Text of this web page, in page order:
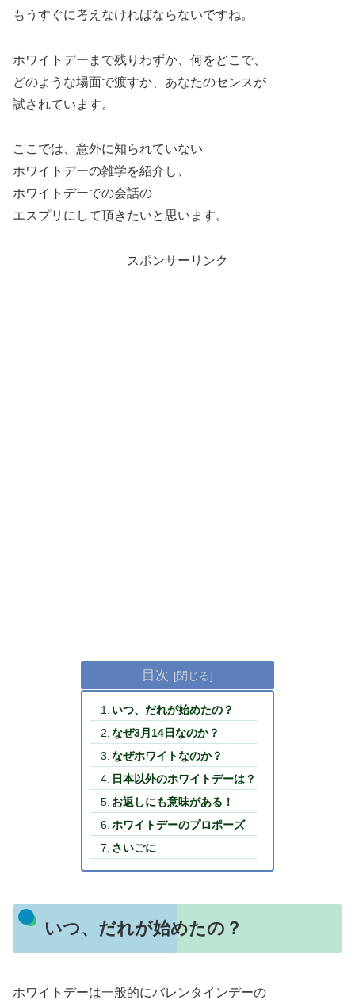
もうすぐに考えなければならないですね。
ホワイトデーまで残りわずか、何をどこで、
どのような場面で渡すか、あなたのセンスが
試されています。
ここでは、意外に知られていない
ホワイトデーの雑学を紹介し、
ホワイトデーでの会話の
エスプリにして頂きたいと思います。
スポンサーリンク
目次
いつ、だれが始めたの？
なぜ3月14日なのか？
なぜホワイトなのか？
日本以外のホワイトデーは？
お返しにも意味がある！
ホワイトデーのプロポーズ
さいごに
いつ、だれが始めたの？
ホワイトデーは一般的にバレンタインデーの